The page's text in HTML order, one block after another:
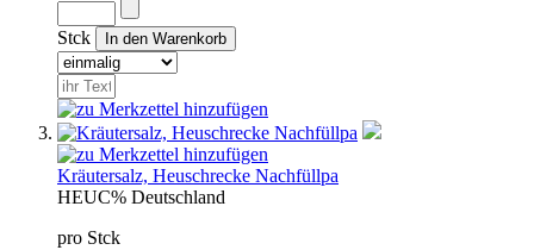
Stck
Kräutersalz, Heuschrecke Nachfüllpa
HEUC% Deutschland
pro Stck